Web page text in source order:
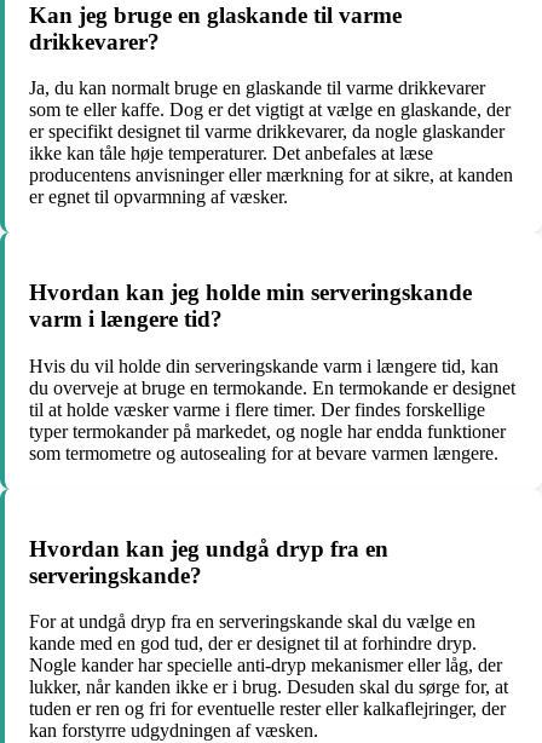
Kan jeg bruge en glaskande til varme
drikkevarer?
Ja, du kan normalt bruge en glaskande til varme drikkevarer
som te eller kaffe. Dog er det vigtigt at vælge en glaskande, der
er specifikt designet til varme drikkevarer, da nogle glaskander
ikke kan tåle høje temperaturer. Det anbefales at læse
producentens anvisninger eller mærkning for at sikre, at kanden
er egnet til opvarmning af væsker.
Hvordan kan jeg holde min serveringskande
varm i længere tid?
Hvis du vil holde din serveringskande varm i længere tid, kan
du overveje at bruge en termokande. En termokande er designet
til at holde væsker varme i flere timer. Der findes forskellige
typer termokander på markedet, og nogle har endda funktioner
som termometre og autosealing for at bevare varmen længere.
Hvordan kan jeg undgå dryp fra en
serveringskande?
For at undgå dryp fra en serveringskande skal du vælge en
kande med en god tud, der er designet til at forhindre dryp.
Nogle kander har specielle anti-dryp mekanismer eller låg, der
lukker, når kanden ikke er i brug. Desuden skal du sørge for, at
tuden er ren og fri for eventuelle rester eller kalkaflejringer, der
kan forstyrre udgydningen af væsken.